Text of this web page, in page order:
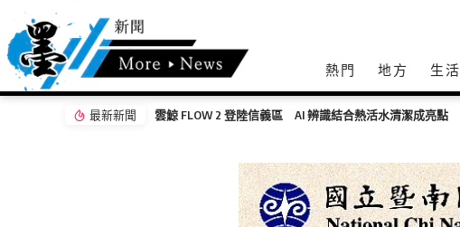
熱門 地方 生活
最新新聞 雲鯨 FLOW 2 登陸信義區 AI 辨識結合熱活水清潔成亮點